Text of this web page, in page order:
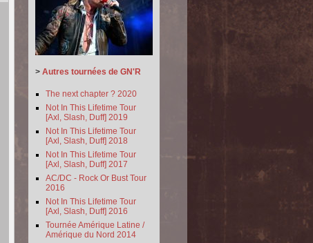
> Autres tournées de GN'R
The next chapter ? 2020
Not In This Lifetime Tour
[Axl, Slash, Duff] 2019
Not In This Lifetime Tour
[Axl, Slash, Duff] 2018
Not In This Lifetime Tour
[Axl, Slash, Duff] 2017
AC/DC - Rock Or Bust Tour
2016
Not In This Lifetime Tour
[Axl, Slash, Duff] 2016
Tournée Amérique Latine /
Amérique du Nord 2014